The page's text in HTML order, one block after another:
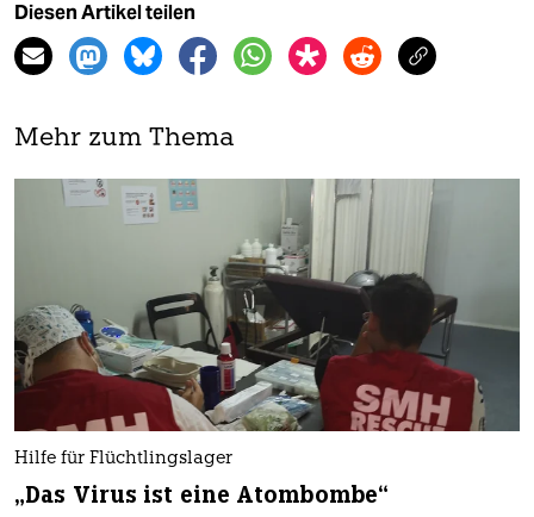
Diesen Artikel teilen
Mehr zum Thema
Hilfe für Flüchtlingslager
„Das Virus ist eine Atombombe“